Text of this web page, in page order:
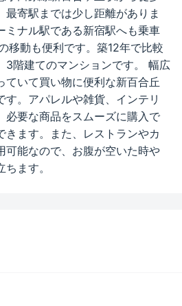
最寄駅までは少し距離がありま
ミナル駅である新宿駅へも乗車
移動も便利です。築12年で比較
3階建てのマンションです。 幅広
ていて買い物に便利な新百合丘
す。アパレルや雑貨、インテリ
必要な商品をスムーズに購入で
きます。また、レストランやカ
可能なので、お腹が空いた時や
ます。